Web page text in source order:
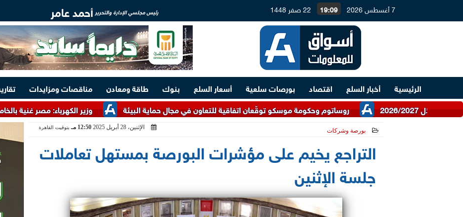
7 أغسطس 2026 19:09 22 صفر 1448 رئيس مجلسي الإدارة والتحرير أحمد عامر
الرئيسية أخبار السلع اقتصاد بورصات سلعية أسعار السلع بنوك طاقة ومعادن مناقصات ومزايدات
وزير الكهرباء: مصر غنية بالخامات الأرضيّة روساتوم وحكومة موسكو توقّعان اتفاقية للتعاون في مجال حماية البيئة
بورصة وشركات الإثنين، 28 أبريل 2025 12:50 مـ بتوقيت القاهرة
التراجع يخيم على مؤشرات البورصة بمستهل تعاملات
جلسة الإثنين